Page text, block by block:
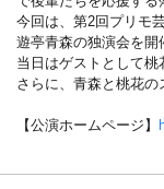
今回は、第2回プリモ
遊亭青森の独演会を開
当日はゲストとして
さらに、青森と桃花の
【公演ホームページ】